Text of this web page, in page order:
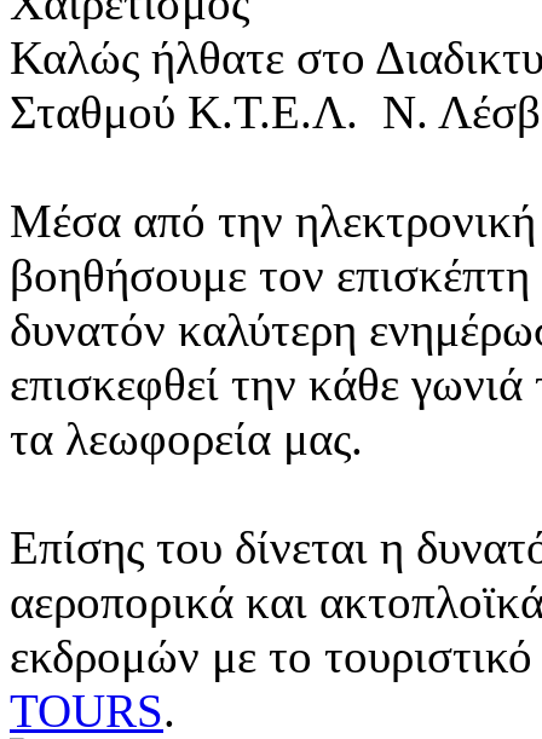
Καλώς ήλθατε στο
Σταθμού Κ.Τ.Ε.Λ. Ν.
Μέσα από την ηλεκτρονική
βοηθήσουμε τον
δυνατόν καλύτερη
επισκεφθεί την κάθε
τα λεωφορεία μας.
Επίσης του δίνεται η
αεροπορικά και
εκδρομών με το
TOURS.